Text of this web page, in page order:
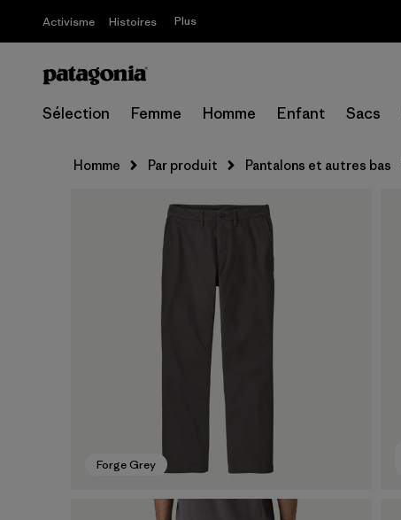
Activisme Histoires Plus
Sélection Femme Homme Enfant Sacs
Homme Par produit Pantalons et autres bas
Forge Grey